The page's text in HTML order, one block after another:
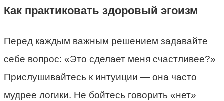
Как практиковать здоровый эгоизм
Перед каждым важным решением задавайте
себе вопрос: «Это сделает меня счастливее?»
Прислушивайтесь к интуиции — она часто
мудрее логики. Не бойтесь говорить «нет»